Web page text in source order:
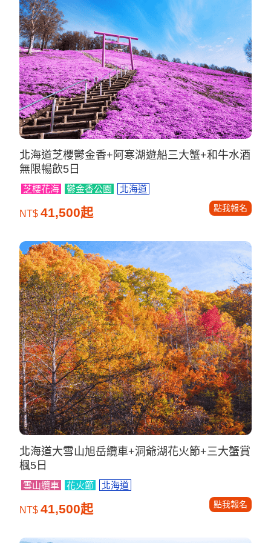
北海道芝櫻鬱金香+阿寒湖遊船三大蟹+和牛水酒
無限暢飲5日
芝櫻花海 鬱金香公園 北海道
NT$ 41,500起 點我報名
北海道大雪山旭岳纜車+洞爺湖花火節+三大蟹賞
楓5日
雪山纜車 花火節 北海道
NT$ 41,500起 點我報名